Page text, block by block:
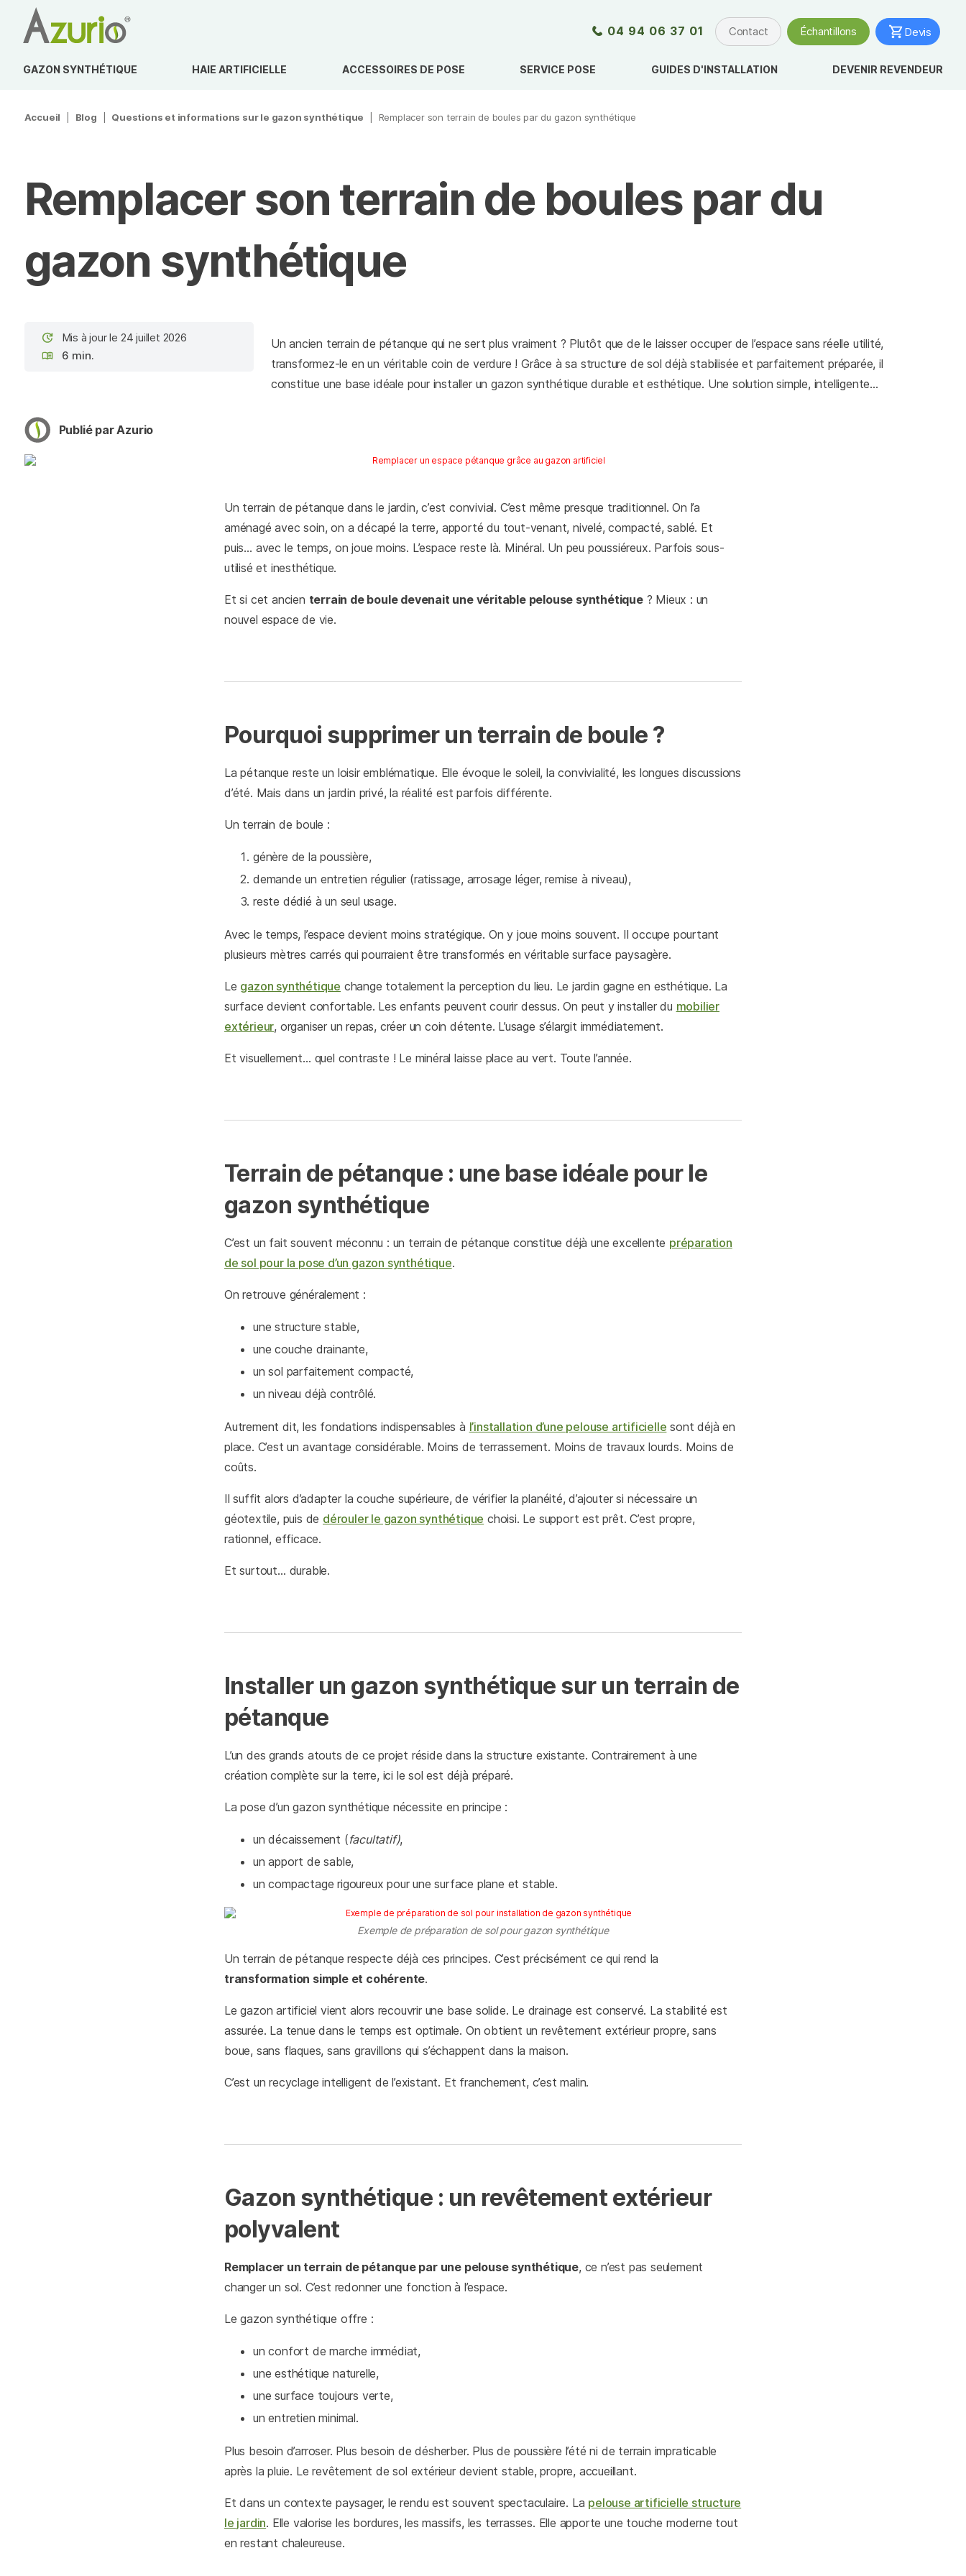
04 94 06 37 01 Contact Échantillons Devis
GAZON SYNTHÉTIQUE HAIE ARTIFICIELLE ACCESSOIRES DE POSE SERVICE POSE GUIDES D'INSTALLATION DEVENIR REVENDEUR
Accueil Blog Questions et informations sur le gazon synthétique Remplacer son terrain de boules par du gazon synthétique
Remplacer son terrain de boules par du
gazon synthétique
Mis à jour le 24 juillet 2026
6 min.
Un ancien terrain de pétanque qui ne sert plus vraiment ? Plutôt que de le laisser occuper de l’espace sans réelle utilité,
transformez-le en un véritable coin de verdure ! Grâce à sa structure de sol déjà stabilisée et parfaitement préparée, il
constitue une base idéale pour installer un gazon synthétique durable et esthétique. Une solution simple, intelligente…
Publié par Azurio
Un terrain de pétanque dans le jardin, c’est convivial. C’est même presque traditionnel. On l’a
aménagé avec soin, on a décapé la terre, apporté du tout-venant, nivelé, compacté, sablé. Et
puis… avec le temps, on joue moins. L’espace reste là. Minéral. Un peu poussiéreux. Parfois sous-
utilisé et inesthétique.
Et si cet ancien terrain de boule devenait une véritable pelouse synthétique? Mieux : un
nouvel espace de vie.
Pourquoi supprimer un terrain de boule ?
La pétanque reste un loisir emblématique. Elle évoque le soleil, la convivialité, les longues discussions
d’été. Mais dans un jardin privé, la réalité est parfois différente.
Un terrain de boule :
génère de la poussière,
demande un entretien régulier (ratissage, arrosage léger, remise à niveau),
reste dédié à un seul usage.
Avec le temps, l’espace devient moins stratégique. On y joue moins souvent. Il occupe pourtant
plusieurs mètres carrés qui pourraient être transformés en véritable surface paysagère.
Le gazon synthétique change totalement la perception du lieu. Le jardin gagne en esthétique. La
surface devient confortable. Les enfants peuvent courir dessus. On peut y installer du mobilier
extérieur, organiser un repas, créer un coin détente. L’usage s’élargit immédiatement.
Et visuellement… quel contraste ! Le minéral laisse place au vert. Toute l’année.
Terrain de pétanque : une base idéale pour le
gazon synthétique
C’est un fait souvent méconnu : un terrain de pétanque constitue déjà une excellente préparation
de sol pour la pose d’un gazon synthétique.
On retrouve généralement :
une structure stable,
une couche drainante,
un sol parfaitement compacté,
un niveau déjà contrôlé.
Autrement dit, les fondations indispensables à l’installation d’une pelouse artificielle sont déjà en
place. C’est un avantage considérable. Moins de terrassement. Moins de travaux lourds. Moins de
coûts.
Il suffit alors d’adapter la couche supérieure, de vérifier la planéité, d’ajouter si nécessaire un
géotextile, puis de dérouler le gazon synthétique choisi. Le support est prêt. C’est propre,
rationnel, efficace.
Et surtout… durable.
Installer un gazon synthétique sur un terrain de
pétanque
L’un des grands atouts de ce projet réside dans la structure existante. Contrairement à une
création complète sur la terre, ici le sol est déjà préparé.
La pose d’un gazon synthétique nécessite en principe :
un décaissement (facultatif),
un apport de sable,
un compactage rigoureux pour une surface plane et stable.
Exemple de préparation de sol pour gazon synthétique
Un terrain de pétanque respecte déjà ces principes. C’est précisément ce qui rend la
transformation simple et cohérente.
Le gazon artificiel vient alors recouvrir une base solide. Le drainage est conservé. La stabilité est
assurée. La tenue dans le temps est optimale. On obtient un revêtement extérieur propre, sans
boue, sans flaques, sans gravillons qui s’échappent dans la maison.
C’est un recyclage intelligent de l’existant. Et franchement, c’est malin.
Gazon synthétique : un revêtement extérieur
polyvalent
Remplacer un terrain de pétanque par une pelouse synthétique, ce n’est pas seulement
changer un sol. C’est redonner une fonction à l’espace.
Le gazon synthétique offre :
un confort de marche immédiat,
une esthétique naturelle,
une surface toujours verte,
un entretien minimal.
Plus besoin d’arroser. Plus besoin de désherber. Plus de poussière l’été ni de terrain impraticable
après la pluie. Le revêtement de sol extérieur devient stable, propre, accueillant.
Et dans un contexte paysager, le rendu est souvent spectaculaire. La pelouse artificielle structure
le jardin. Elle valorise les bordures, les massifs, les terrasses. Elle apporte une touche moderne tout
en restant chaleureuse.